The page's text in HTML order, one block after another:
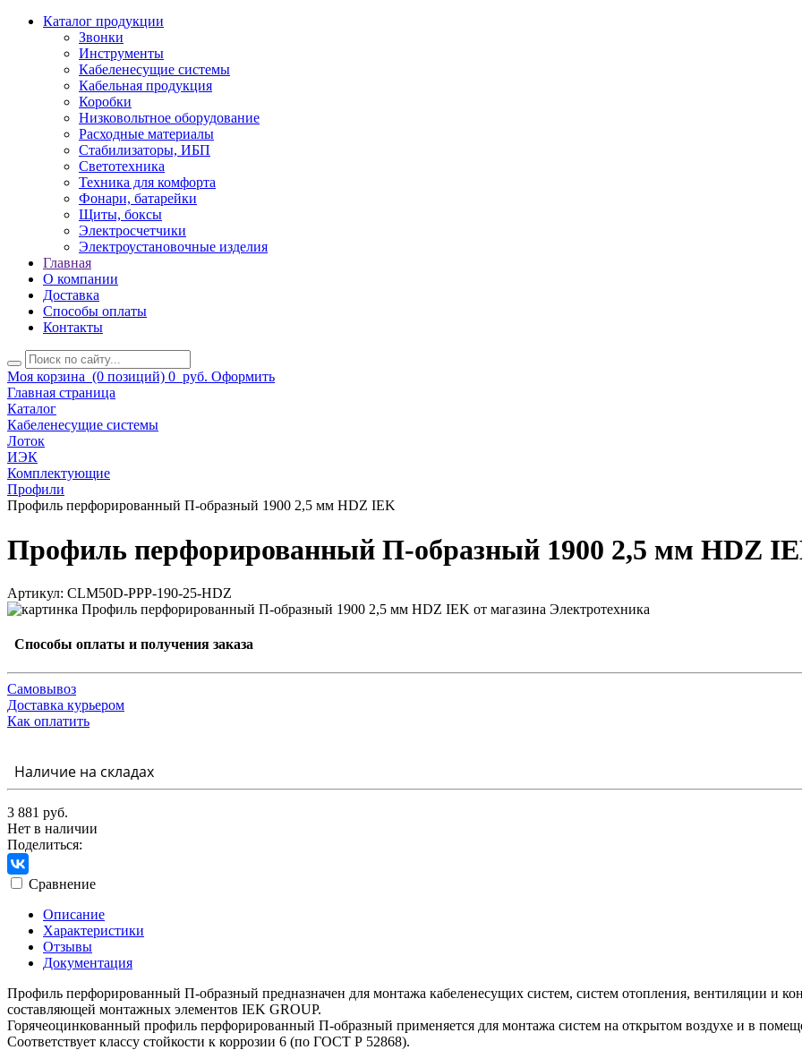
Каталог продукции
Звонки
Инструменты
Кабеленесущие системы
Кабельная продукция
Коробки
Низковольтное оборудование
Расходные материалы
Стабилизаторы, ИБП
Светотехника
Техника для комфорта
Фонари, батарейки
Щиты, боксы
Электросчетчики
Электроустановочные изделия
Главная
О компании
Доставка
Способы оплаты
Контакты
Моя корзина (0 позиций) 0 руб. Оформить
Главная страница
Каталог
Кабеленесущие системы
Лоток
ИЭК
Комплектующие
Профили
Профиль перфорированный П-образный 1900 2,5 мм HDZ IEK
Профиль перфорированный П-образный 1900 2,5 мм HDZ
Артикул: CLM50D-PPP-190-25-HDZ
Способы оплаты и получения заказа
Самовывоз
Доставка курьером
Как оплатить
Наличие на складах
3 881 руб.
Нет в наличии
Поделиться:
Сравнение
Описание
Характеристики
Отзывы
Документация
Профиль перфорированный П-образный предназначен для монтажа кабеленесущих систем, систем отопления, вентиляции и
составляющей монтажных элементов IEK GROUP.
Горячеоцинкованный профиль перфорированный П-образный применяется для монтажа систем на открытом воздухе и в
Соответствует классу стойкости к коррозии 6 (по ГОСТ Р 52868).